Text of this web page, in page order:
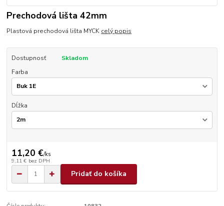
Prechodová lišta 42mm
Plastová prechodová lišta MYCK celý popis
Dostupnosť
Skladom
Farba
Dĺžka
11,20 €/ks
9,11 € bez DPH
Pridať do košíka